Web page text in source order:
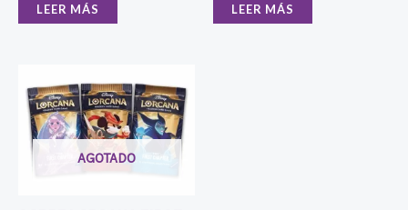
LEER MÁS LEER MÁS
AGOTADO